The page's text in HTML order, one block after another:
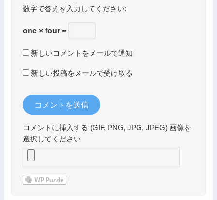
数字で答えを入力してください:
one × four =
新しいコメントをメールで通知
新しい投稿をメールで受け取る
コメントに挿入する (GIF, PNG, JPG, JPEG) 画像を
選択してください